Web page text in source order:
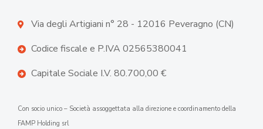
Via degli Artigiani n° 28 - 12016 Peveragno (CN)
Codice fiscale e P.IVA 02565380041
Capitale Sociale I.V. 80.700,00 €
Con socio unico – Società assoggettata alla direzione e coordinamento della
FAMP Holding srl